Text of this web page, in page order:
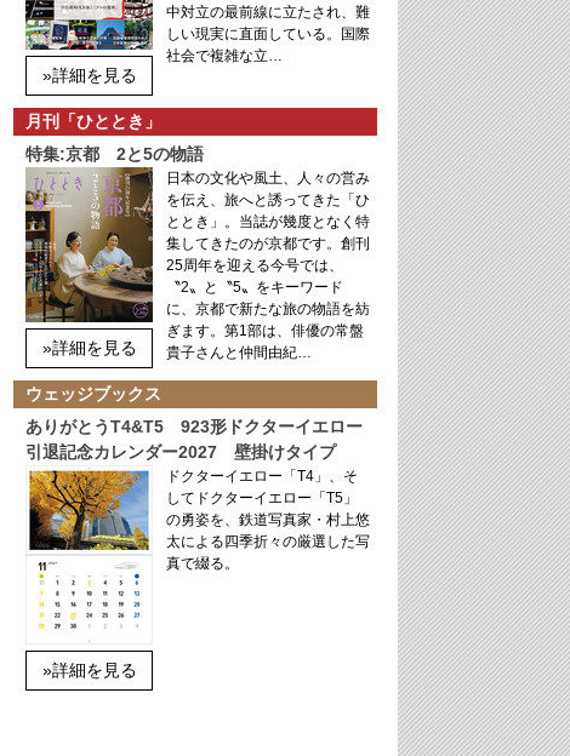
»詳細を見る
中対立の最前線に立たされ、難
しい現実に直面している。国際
社会で複雑な立…
月刊「ひととき」
特集:京都 2と5の物語
»詳細を見る
日本の文化や風土、人々の営み
を伝え、旅へと誘ってきた「ひ
ととき」。当誌が幾度となく特
集してきたのが京都です。創刊
25周年を迎える今号では、
〝2〟と〝5〟をキーワード
に、京都で新たな旅の物語を紡
ぎます。第1部は、俳優の常盤
貴子さんと仲間由紀…
ウェッジブックス
ありがとうT4&T5 923形ドクターイエロー
引退記念カレンダー2027 壁掛けタイプ
»詳細を見る
ドクターイエロー「T4」、そ
してドクターイエロー「T5」
の勇姿を、鉄道写真家・村上悠
太による四季折々の厳選した写
真で綴る。